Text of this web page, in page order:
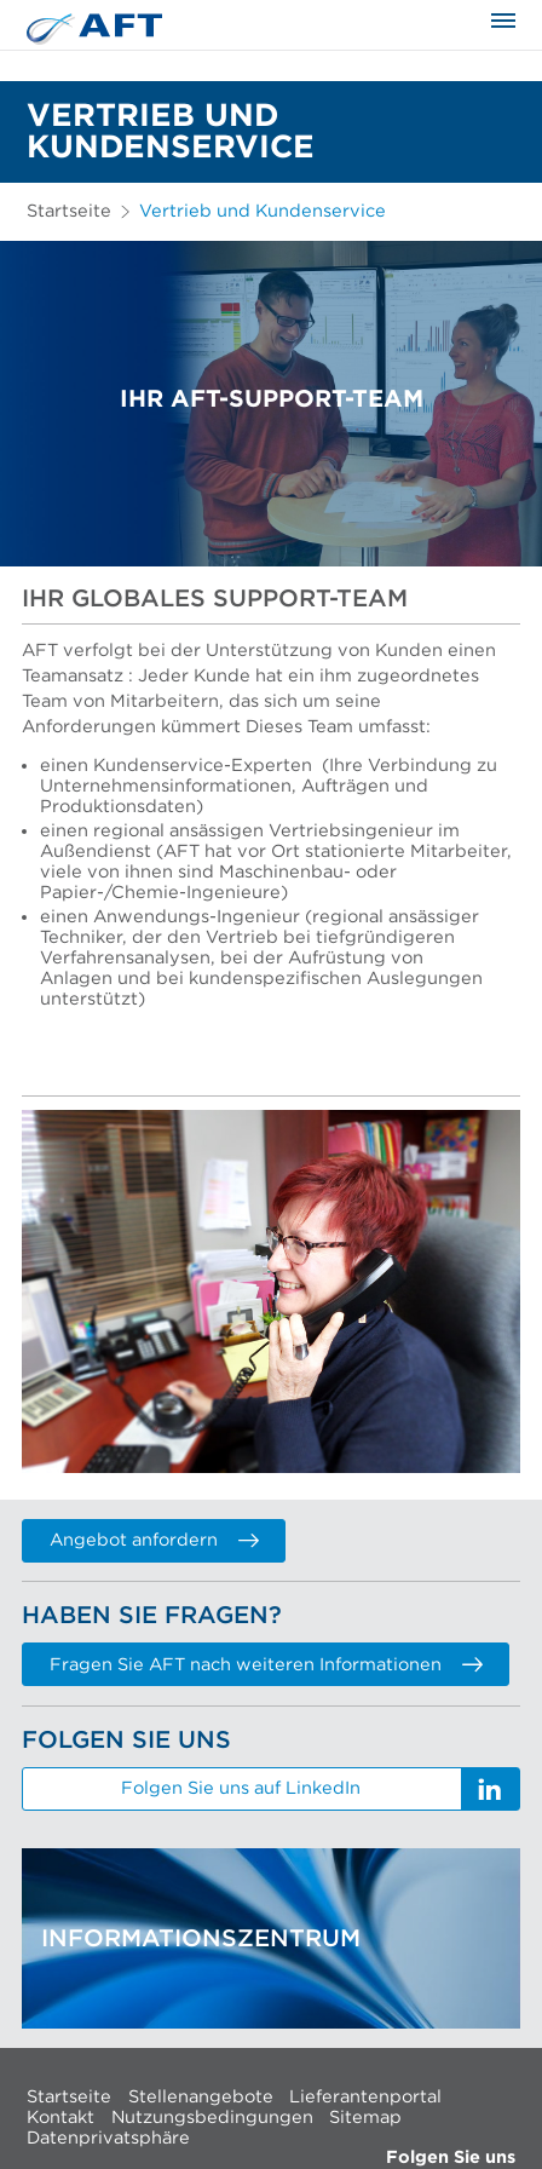
VERTRIEB UND
KUNDENSERVICE
Startseite Vertrieb und Kundenservice
IHR AFT-SUPPORT-TEAM
IHR GLOBALES SUPPORT-TEAM
AFT verfolgt bei der Unterstützung von Kunden einen
Teamansatz : Jeder Kunde hat ein ihm zugeordnetes
Team von Mitarbeitern, das sich um seine
Anforderungen kümmert Dieses Team umfasst:
einen Kundenservice-Experten
(Ihre Verbindung zu
Unternehmensinformationen, Aufträgen und
Produktionsdaten)
einen regional ansässigen Vertriebsingenieur im
Außendienst (AFT hat vor Ort stationierte Mitarbeiter,
viele von ihnen sind Maschinenbau- oder
Papier-/Chemie-Ingenieure)
einen Anwendungs-Ingenieur (regional ansässiger
Techniker, der den Vertrieb bei tiefgründigeren
Verfahrensanalysen, bei der Aufrüstung von
Anlagen und bei kundenspezifischen Auslegungen
unterstützt)
Angebot anfordern
HABEN SIE FRAGEN?
Fragen Sie AFT nach weiteren Informationen
FOLGEN SIE UNS
Folgen Sie uns auf LinkedIn
INFORMATIONSZENTRUM
Startseite Stellenangebote
Lieferantenportal
Kontakt
Nutzungsbedingungen
Sitemap
Datenprivatsphäre
Folgen Sie uns